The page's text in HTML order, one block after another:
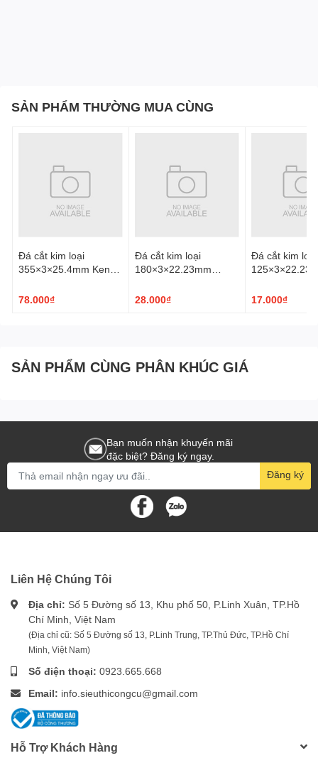
SẢN PHẨM THƯỜNG MUA CÙNG
Đá cắt kim loại
355×3×25.4mm Kendo
78.000₫
Đá cắt kim loại
180×3×22.23mm
28.000₫
Đá cắt kim loại
17.000₫
SẢN PHẨM CÙNG PHÂN KHÚC GIÁ
Bạn muốn nhận khuyến mãi
đặc biệt? Đăng ký ngay.
Đăng ký
Liên Hệ Chúng Tôi
Địa chỉ: Số 5 Đường số 13, Khu phố 50, P.Linh Xuân, TP.Hồ
Chí Minh, Việt Nam
(Địa chỉ cũ: Số 5 Đường số 13, P.Linh Trung, TP.Thủ Đức, TP.Hồ Chí
Minh, Việt Nam)
Số điện thoại: 0923.665.668
Email: info.sieuthicongcu@gmail.com
Hỗ Trợ Khách Hàng